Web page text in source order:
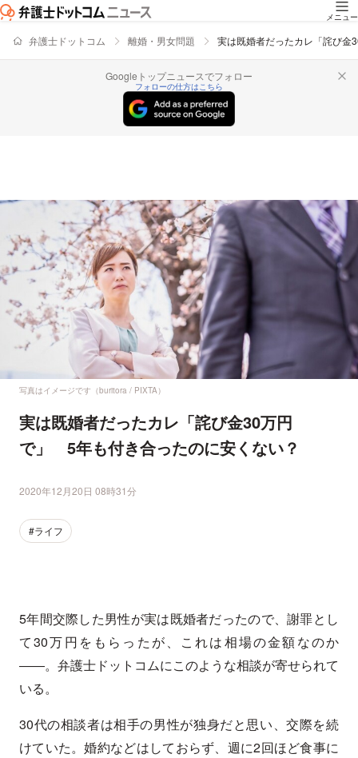
メニュー
弁護士ドットコム 離婚・男女問題 実は既婚者だったカレ「詫び
Googleトップニュースでフォロー
フォローの仕方はこちら
写真はイメージです（buritora / PIXTA）
実は既婚者だったカレ「詫び金30万円
で」 5年も付き合ったのに安くない？
2020年12月20日 08時31分
#ライフ
5年間交際した男性が実は既婚者だったので、謝罪とし
て30万円をもらったが、これは相場の金額なのか
――。弁護士ドットコムにこのような相談が寄せられて
いる。
30代の相談者は相手の男性が独身だと思い、交際を続
けていた。婚約などはしておらず、週に2回ほど食事に